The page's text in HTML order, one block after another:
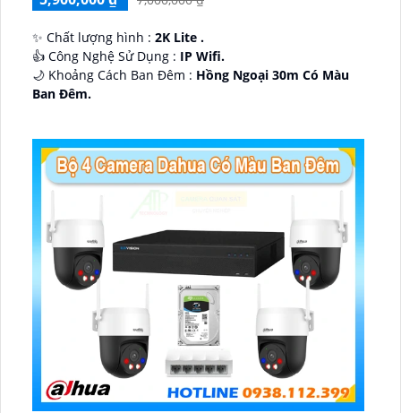
✨ Chất lượng hình : 2K Lite .
👍 Công Nghệ Sử Dụng : IP Wifi.
🌙 Khoảng Cách Ban Đêm : Hồng Ngoại 30m Có Màu
Ban Ðêm.